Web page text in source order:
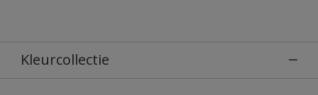
Kleurcollectie